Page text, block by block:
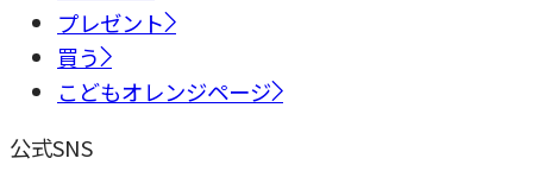
プレゼント
買う
こどもオレンジページ
公式SNS